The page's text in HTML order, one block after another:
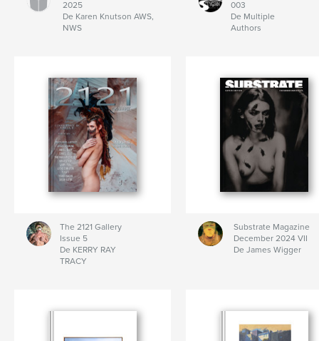
2025
De Karen Knutson AWS,
NWS
003
De Multiple
Authors
The 2121 Gallery
Issue 5
De KERRY RAY
TRACY
Substrate Magazine
December 2024 VII
De James Wigger